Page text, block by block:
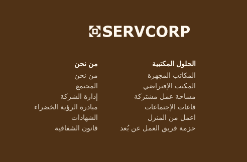
الحلول المكتبية
المكاتب المجهزة
المكتب الإفتراضي
مساحة عمل مشتركة
قاعات الإجتماعات
اعمل من المنزل
حزمة فريق العمل عن بُعد
من نحن
من نحن
المجتمع
إدارة الشركة
مبادرة الرؤية الخضراء
الشهادات
قانون الشفافية